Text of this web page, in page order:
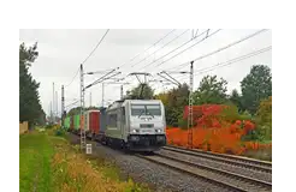
Kombiverkehr-/
Regional- und Fernzüge
RGJ RegioJet-Züge